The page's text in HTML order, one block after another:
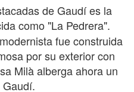
de Gaudí es la
como "La Pedrera".
fue construida
por su exterior con
Milà alberga ahora un